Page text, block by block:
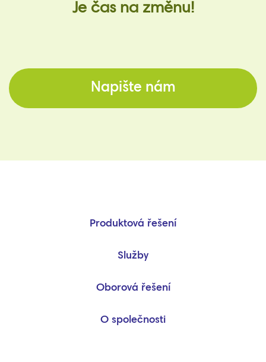
Je čas na změnu!
Napište nám
Produktová řešení
Služby
Oborová řešení
O společnosti